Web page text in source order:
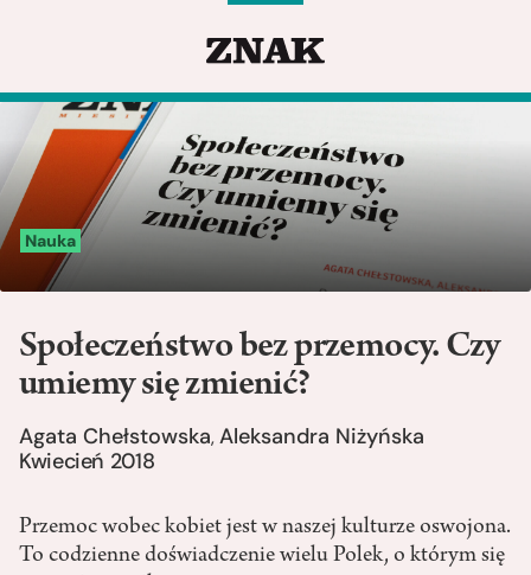
Nauka
Społeczeństwo bez przemocy. Czy
umiemy się zmienić?
Agata Chełstowska,Aleksandra Niżyńska
Kwiecień 2018
Przemoc wobec kobiet jest w naszej kulturze oswojona.
To codzienne doświadczenie wielu Polek, o którym się